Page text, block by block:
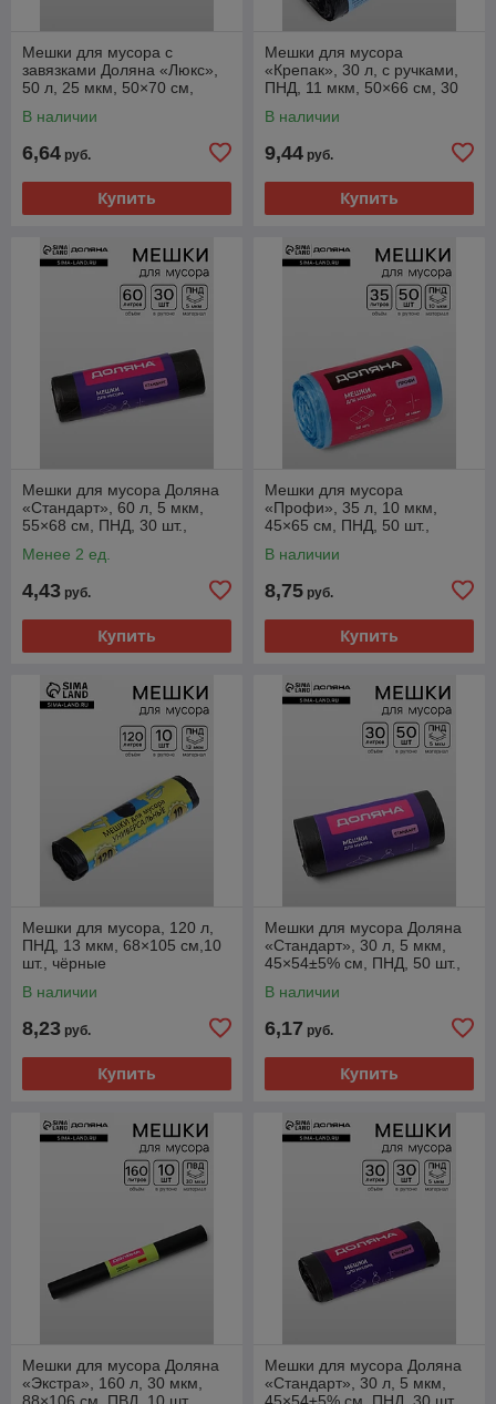
Мешки для мусора с
завязками Доляна «Люкс»,
50 л, 25 мкм, 50×70 см,
В наличии
6,64 руб.
Купить
Мешки для мусора
«Крепак», 30 л, с ручками,
ПНД, 11 мкм, 50×66 см, 30
В наличии
9,44 руб.
Купить
Мешки для мусора Доляна
«Стандарт», 60 л, 5 мкм,
55×68 см, ПНД, 30 шт.,
Менее 2 ед.
4,43 руб.
Купить
Мешки для мусора
«Профи», 35 л, 10 мкм,
45×65 см, ПНД, 50 шт.,
В наличии
8,75 руб.
Купить
Мешки для мусора, 120 л,
ПНД, 13 мкм, 68×105 см,10
шт., чёрные
В наличии
8,23 руб.
Купить
Мешки для мусора Доляна
«Стандарт», 30 л, 5 мкм,
45×54±5% см, ПНД, 50 шт.,
В наличии
6,17 руб.
Купить
Мешки для мусора Доляна
«Экстра», 160 л, 30 мкм,
88×106 см, ПВД, 10 шт.,
Мешки для мусора Доляна
«Стандарт», 30 л, 5 мкм,
45×54±5% см, ПНД, 30 шт.,